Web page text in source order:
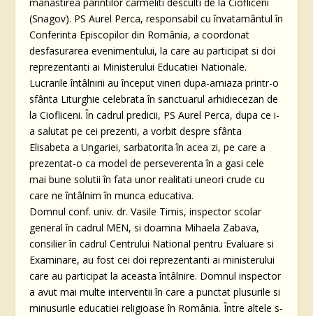
(Snagov). PS Aurel Perca, responsabil cu învatamântul în
Conferinta Episcopilor din România, a coordonat
desfasurarea evenimentului, la care au participat si doi
reprezentanti ai Ministerului Educatiei Nationale.
Lucrarile întâlnirii au început vineri dupa-amiaza printr-o
sfânta Liturghie celebrata în sanctuarul arhidiecezan de
la Ciofliceni. În cadrul predicii, PS Aurel Perca, dupa ce i-
a salutat pe cei prezenti, a vorbit despre sfânta
Elisabeta a Ungariei, sarbatorita în acea zi, pe care a
prezentat-o ca model de perseverenta în a gasi cele
mai bune solutii în fata unor realitati uneori crude cu
care ne întâlnim în munca educativa.
Domnul conf. univ. dr. Vasile Timis, inspector scolar
general în cadrul MEN, si doamna Mihaela Zabava,
consilier în cadrul Centrului National pentru Evaluare si
Examinare, au fost cei doi reprezentanti ai ministerului
care au participat la aceasta întâlnire. Domnul inspector
a avut mai multe interventii în care a punctat plusurile si
minusurile educatiei religioase în România. Între altele s-